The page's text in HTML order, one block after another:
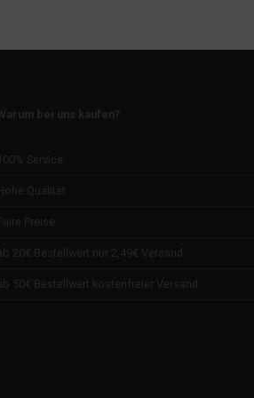
bei uns kaufen?
100% Service
Qualität
Preise
20€ Bestellwert nur 2,49€ Versand
50€ Bestellwert kostenfreier Versand